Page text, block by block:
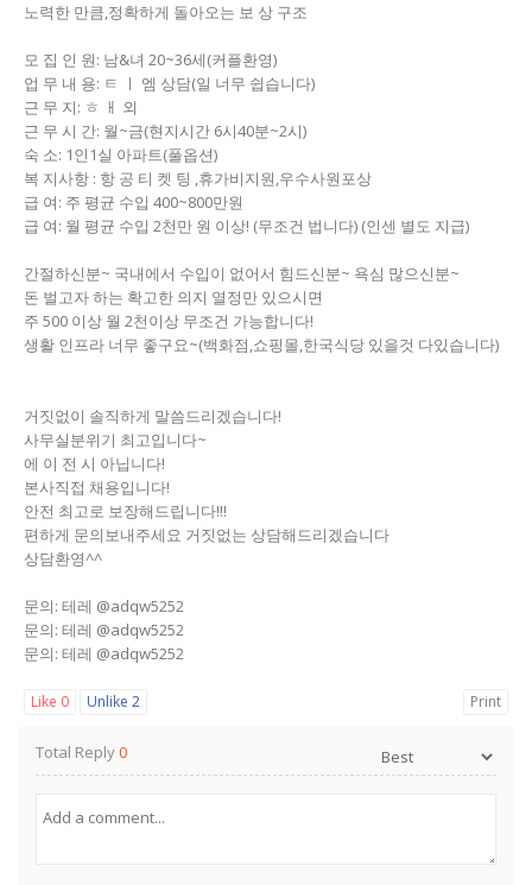
노력한 만큼,정확하게 돌아오는 보 상 구조
모 집 인 원: 남&녀 20~36세(커플환영)
업 무 내 용: ㅌ ㅣ 엠 상담(일 너무 쉽습니다)
근 무 지: ㅎ ㅐ 외
근 무 시 간: 월~금(현지시간 6시40분~2시)
숙 소: 1인1실 아파트(풀옵션)
복 지사항 : 항 공 티 켓 팅 ,휴가비지원,우수사원포상
급 여: 주 평균 수입 400~800만원
급 여: 월 평균 수입 2천만 원 이상! (무조건 법니다) (인센 별도 지급)
간절하신분~ 국내에서 수입이 없어서 힘드신분~ 욕심 많으신분~
돈 벌고자 하는 확고한 의지 열정만 있으시면
주 500 이상 월 2천이상 무조건 가능합니다!
생활 인프라 너무 좋구요~(백화점,쇼핑몰,한국식당 있을것 다있습니다)
거짓없이 솔직하게 말씀드리겠습니다!
사무실분위기 최고입니다~
에 이 전 시 아닙니다!
본사직접 채용입니다!
안전 최고로 보장해드립니다!!!
편하게 문의보내주세요 거짓없는 상담해드리겠습니다
상담환영^^
문의: 테레 @adqw5252
문의: 테레 @adqw5252
문의: 테레 @adqw5252
Like 0 Unlike 2 Print
Total Reply0